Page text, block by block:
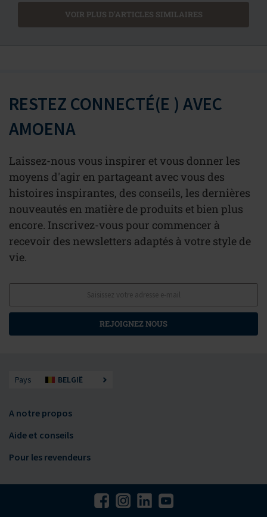
VOIR PLUS D'ARTICLES SIMILAIRES
RESTEZ CONNECTÉ(E ) AVEC
AMOENA
Laissez-nous vous inspirer et vous donner les
moyens d'agir en partageant avec vous des
histoires inspirantes, des conseils, les dernières
nouveautés en matière de produits et bien plus
encore. Inscrivez-vous pour commencer à
recevoir des newsletters adaptés à votre style de
vie.
REJOIGNEZ NOUS
Pays BELGIË
A notre propos
Aide et conseils
Pour les revendeurs